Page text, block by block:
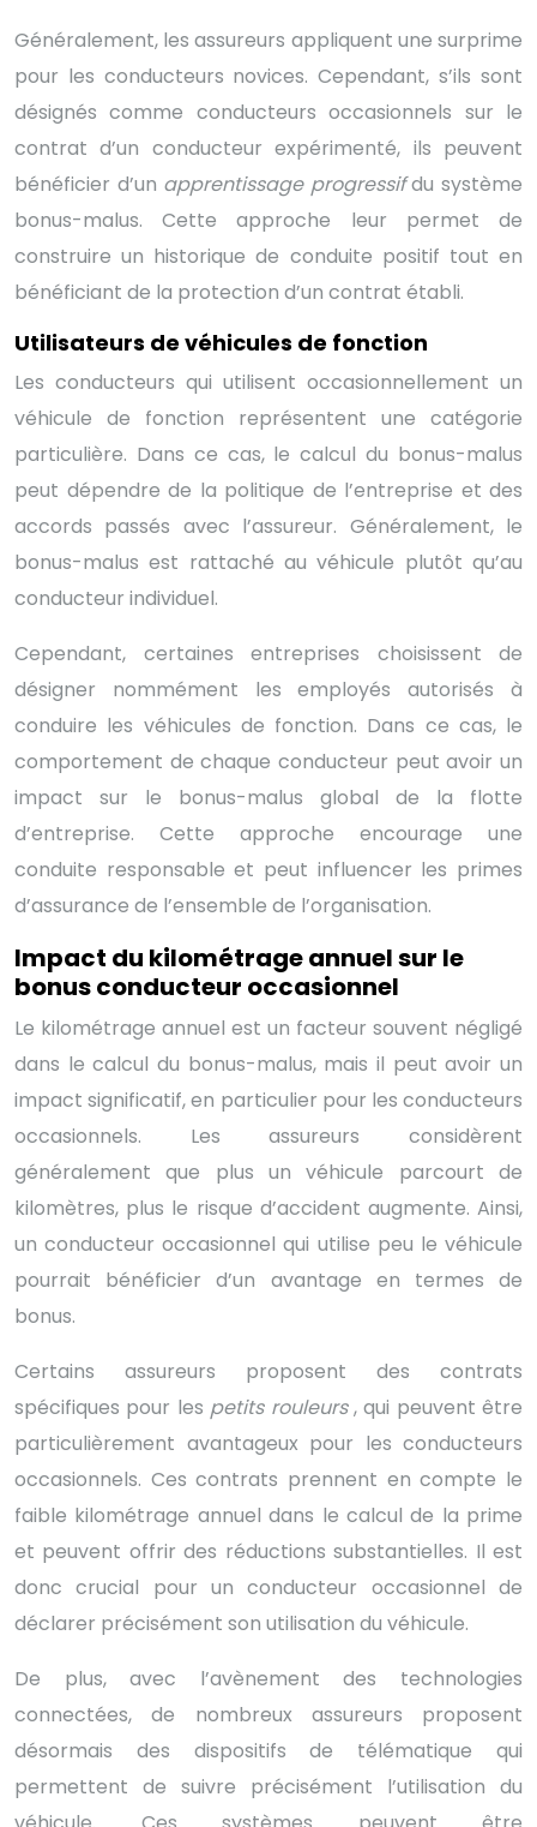
Généralement, les assureurs appliquent une surprime
pour les conducteurs novices. Cependant, s’ils sont
désignés comme conducteurs occasionnels sur le
contrat d’un conducteur expérimenté, ils peuvent
bénéficier d’un apprentissage progressifdu système
bonus-malus. Cette approche leur permet de
construire un historique de conduite positif tout en
bénéficiant de la protection d’un contrat établi.
Utilisateurs de véhicules de fonction
Les conducteurs qui utilisent occasionnellement un
véhicule de fonction représentent une catégorie
particulière. Dans ce cas, le calcul du bonus-malus
peut dépendre de la politique de l’entreprise et des
accords passés avec l’assureur. Généralement, le
bonus-malus est rattaché au véhicule plutôt qu’au
conducteur individuel.
Cependant, certaines entreprises choisissent de
désigner nommément les employés autorisés à
conduire les véhicules de fonction. Dans ce cas, le
comportement de chaque conducteur peut avoir un
impact sur le bonus-malus global de la flotte
d’entreprise. Cette approche encourage une
conduite responsable et peut influencer les primes
d’assurance de l’ensemble de l’organisation.
Impact du kilométrage annuel sur le
bonus conducteur occasionnel
Le kilométrage annuel est un facteur souvent négligé
dans le calcul du bonus-malus, mais il peut avoir un
impact significatif, en particulier pour les conducteurs
occasionnels. Les assureurs considèrent
généralement que plus un véhicule parcourt de
kilomètres, plus le risque d’accident augmente. Ainsi,
un conducteur occasionnel qui utilise peu le véhicule
pourrait bénéficier d’un avantage en termes de
bonus.
Certains assureurs proposent des contrats
spécifiques pour les petits rouleurs, qui peuvent être
particulièrement avantageux pour les conducteurs
occasionnels. Ces contrats prennent en compte le
faible kilométrage annuel dans le calcul de la prime
et peuvent offrir des réductions substantielles. Il est
donc crucial pour un conducteur occasionnel de
déclarer précisément son utilisation du véhicule.
De plus, avec l’avènement des technologies
connectées, de nombreux assureurs proposent
désormais des dispositifs de télématique qui
permettent de suivre précisément l’utilisation du